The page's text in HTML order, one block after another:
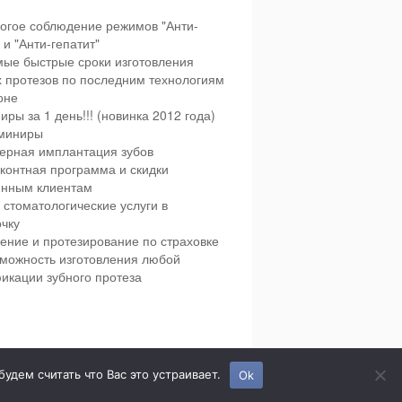
соблюдение режимов "Анти-
"Анти-гепатит"
быстрые сроки изготовления
протезов по последним технологиям
за 1 день!!! (новинка 2012 года)
имплантация зубов
программа и скидки
клиентам
услуги в
и протезирование по страховке
изготовления любой
зубного протеза
и взрослая стоматология в городе Сумы.
считать что Вас это устраивает. Ok